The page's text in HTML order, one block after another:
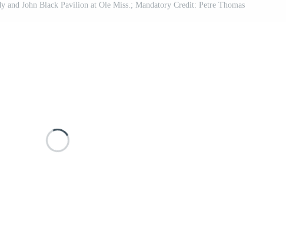
and John Black Pavilion at Ole Miss.; Mandatory Credit: Petre Thomas